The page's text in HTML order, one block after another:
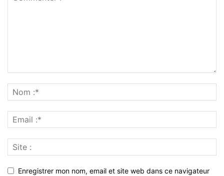
Enregistrer mon nom, email et site web dans ce navigateur